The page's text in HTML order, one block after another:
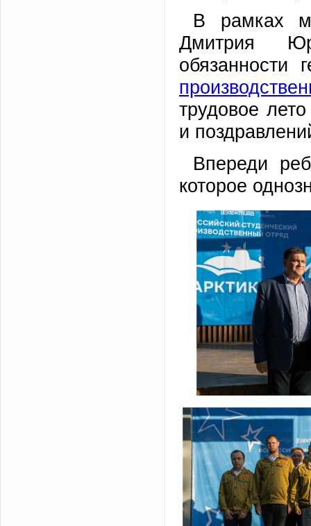
В рамках
Дмитрия
обязанности
трудовое
и
Впереди
которое